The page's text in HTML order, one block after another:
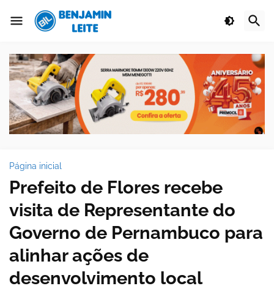
Página inicial
Prefeito de Flores recebe
visita de Representante do
Governo de Pernambuco para
alinhar ações de
desenvolvimento local